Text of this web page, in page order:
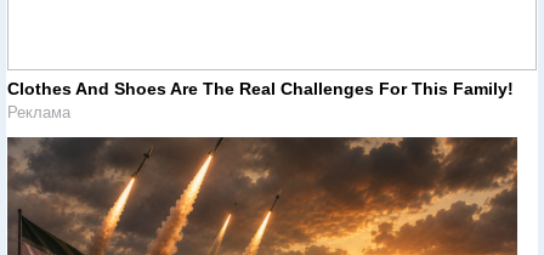
Clothes And Shoes Are The Real Challenges For This Family!
Реклама